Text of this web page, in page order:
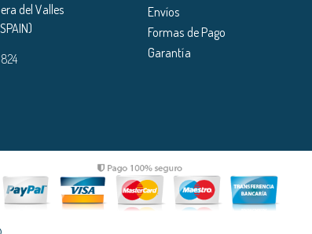
del Valles
Envíos
Formas de Pago
Garantía